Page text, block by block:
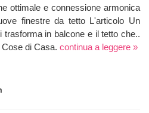
ottimale e connessione armonica
finestre da tetto L'articolo Un
in balcone e il tetto che..
Cose di Casa. continua a leggere »